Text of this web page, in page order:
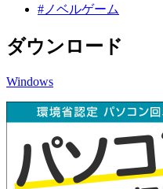
#ノベルゲーム
ダウンロード
Windows